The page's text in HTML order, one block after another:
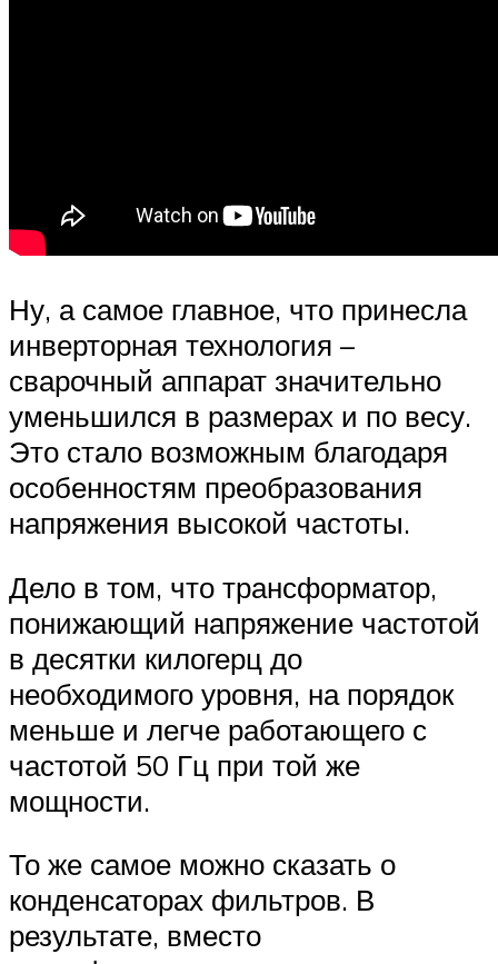
Ну, а самое главное, что принесла
инверторная технология –
сварочный аппарат значительно
уменьшился в размерах и по весу.
Это стало возможным благодаря
особенностям преобразования
напряжения высокой частоты.
Дело в том, что трансформатор,
понижающий напряжение частотой
в десятки килогерц до
необходимого уровня, на порядок
меньше и легче работающего с
частотой 50 Гц при той же
мощности.
То же самое можно сказать о
конденсаторах фильтров. В
результате, вместо